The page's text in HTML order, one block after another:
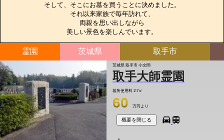
そして、そこにお墓を買うことに決めました。
それ以来家族で毎年訪れて、
両親を思い出しながら
美しい景色を楽しんでいます。
霊園 茨城県 取手市
茨城県 取手市 小文間
取手大師霊園
墓所使用料 2.7㎡
60 万円より
概要を閉じる